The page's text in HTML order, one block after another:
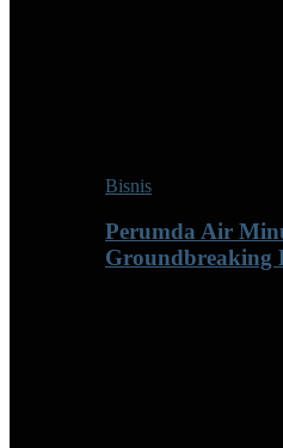
Bisnis
Perumda Air
Groundbreaking